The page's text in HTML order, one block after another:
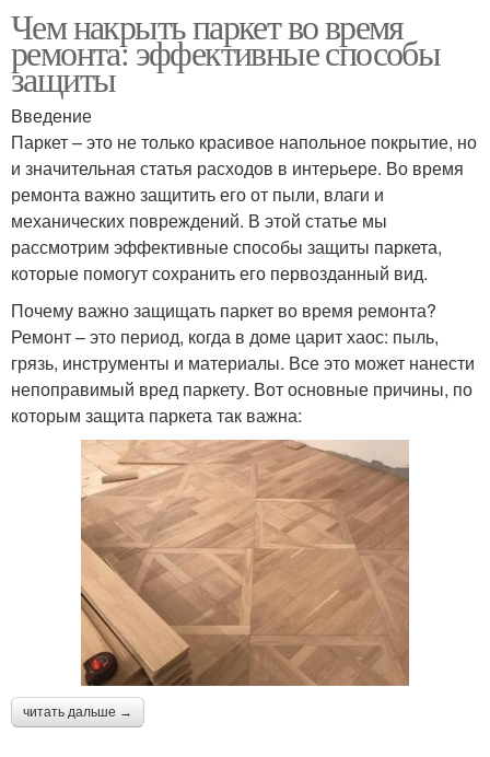
Чем накрыть паркет во время
ремонта: эффективные способы
защиты
Введение
Паркет – это не только красивое напольное покрытие, но
и значительная статья расходов в интерьере. Во время
ремонта важно защитить его от пыли, влаги и
механических повреждений. В этой статье мы
рассмотрим эффективные способы защиты паркета,
которые помогут сохранить его первозданный вид.
Почему важно защищать паркет во время ремонта?
Ремонт – это период, когда в доме царит хаос: пыль,
грязь, инструменты и материалы. Все это может нанести
непоправимый вред паркету. Вот основные причины, по
которым защита паркета так важна:
читать дальше →